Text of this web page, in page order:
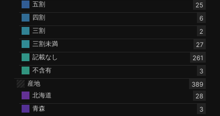
五割
25
四割
6
三割
2
三割未満
27
記載なし
261
不含有
3
産地
389
北海道
28
青森
3